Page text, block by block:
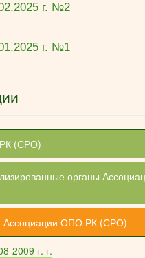
г. №2
г. №1
(СРО)
органы
Ассоциации ОПО РК (СРО)
2009 г. г.